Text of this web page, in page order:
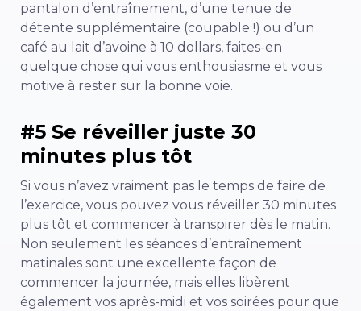
pantalon d’entraînement, d’une tenue de
détente supplémentaire (coupable !) ou d’un
café au lait d’avoine à 10 dollars, faites-en
quelque chose qui vous enthousiasme et vous
motive à rester sur la bonne voie.
#5 Se réveiller juste 30
minutes plus tôt
Si vous n’avez vraiment pas le temps de faire de
l’exercice, vous pouvez vous réveiller 30 minutes
plus tôt et commencer à transpirer dès le matin.
Non seulement les séances d’entraînement
matinales sont une excellente façon de
commencer la journée, mais elles libèrent
également vos après-midi et vos soirées pour que